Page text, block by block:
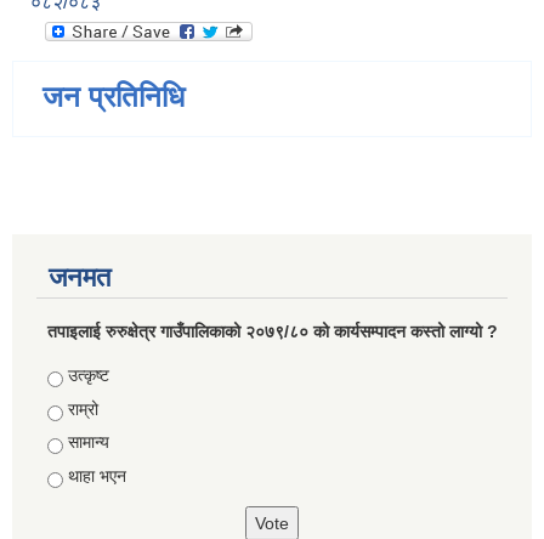
जन प्रतिनिधि
जनमत
तपाइलाई रुरुक्षेत्र गाउँपालिकाको २०७९/८० को कार्यसम्पादन कस्तो लाग्यो ?
Choices
उत्कृष्ट
राम्रो
सामान्य
थाहा भएन